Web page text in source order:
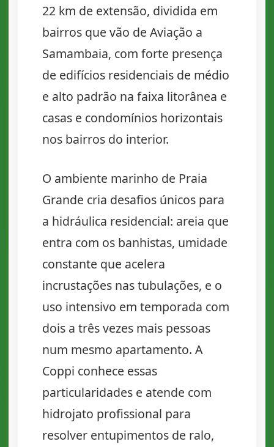
22 km de extensão, dividida em
bairros que vão de Aviação a
Samambaia, com forte presença
de edifícios residenciais de médio
e alto padrão na faixa litorânea e
casas e condomínios horizontais
nos bairros do interior.
O ambiente marinho de Praia
Grande cria desafios únicos para
a hidráulica residencial: areia que
entra com os banhistas, umidade
constante que acelera
incrustações nas tubulações, e o
uso intensivo em temporada com
dois a três vezes mais pessoas
num mesmo apartamento. A
Coppi conhece essas
particularidades e atende com
hidrojato profissional para
resolver entupimentos de ralo,